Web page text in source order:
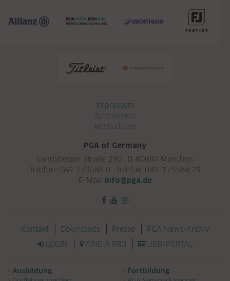
Impressum
Datenschutz
Mediadaten
PGA of Germany
Landsberger Straße 290 . D-80687 München
Telefon: 089-179588 0 . Telefax: 089-179588 29
E-Mail:
info@pga.de
Navigation überspringen
Kontakt Downloads Presse
PGA News-Archiv
LOGIN
FIND A PRO JOB-PORTAL
Navigation überspringen
Ausbildung
Fortbildung